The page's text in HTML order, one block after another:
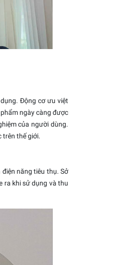
Động cơ ưu việt
ngày càng được
của người dùng.
thế giới.
điện năng tiêu thụ. Sở
ra khi sử dụng và thu